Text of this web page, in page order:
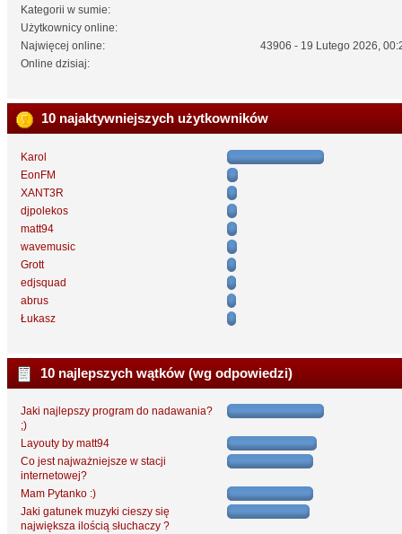
Kategorii w sumie:
Użytkownicy online:
Najwięcej online:
43906 - 19 Lutego 2026,
Online dzisiaj:
10 najaktywniejszych użytkowników
Karol
EonFM
XANT3R
djpolekos
matt94
wavemusic
Grott
edjsquad
abrus
Łukasz
10 najlepszych wątków (wg odpowiedzi)
Jaki najlepszy program do nadawania?
;)
Layouty by matt94
Co jest najważniejsze w stacji
internetowej?
Mam Pytanko :)
Jaki gatunek muzyki cieszy się
największa ilością słuchaczy ?